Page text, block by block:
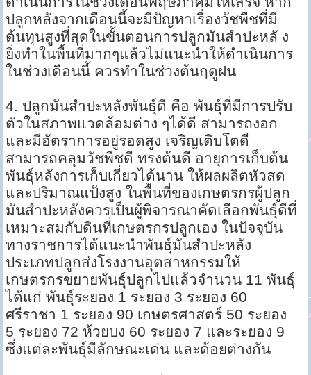
ปลูกหลังจากเดือนนี้จะมีปัญหาเรื่องวัชพืชที่มี
ต้นทุนสูงที่สุดในขั้นตอนการปลูกมันสำปะหลั ง
ยิ่งทำในพื้นที่มากๆแล้วไม่แนะนำให้ดำเนินการ
ในช่วงเดือนนี้ ควรทำในช่วงต้นฤดูฝน
4. ปลูกมันสำปะหลังพันธุ์ดี คือ พันธุ์ที่มีการปรับ
ตัวในสภาพแวดล้อมต่าง ๆได้ดี สามารถงอก
และมีอัตราการอยู่รอดสูง เจริญเติบโตดี
สามารถคลุมวัชพืชดี ทรงต้นดี อายุการเก็บต้น
พันธุ์หลังการเก็บเกี่ยวได้นาน ให้ผลผลิตหัวสด
และปริมาณแป้งสูง ในพื้นที่ของเกษตรกรผู้ปลูก
มันสำปะหลังควรเป็นผู้พิจารณาคัดเลือกพันธุ์ดีที่
เหมาะสมกับดินที่เกษตรกรปลูกเอง ในปัจจุบัน
ทางราชการได้แนะนำพันธุ์มันสำปะหลัง
ประเภทปลูกส่งโรงงานอุตสาหกรรมให้
เกษตรกรขยายพันธุ์ปลูกไปแล้วจำนวน 11 พันธุ์
ได้แก่ พันธุ์ระยอง 1 ระยอง 3 ระยอง 60
ศรีราชา 1 ระยอง 90 เกษตรศาสตร์ 50 ระยอง
5 ระยอง 72 ห้วยบง 60 ระยอง 7 และระยอง 9
ซึ่งแต่ละพันธุ์มีลักษณะเด่น และด้อยต่างกัน